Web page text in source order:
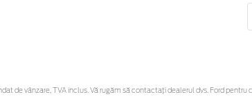
de vânzare, TVA inclus. Vă rugăm să contactaţi dealerul dvs. Ford